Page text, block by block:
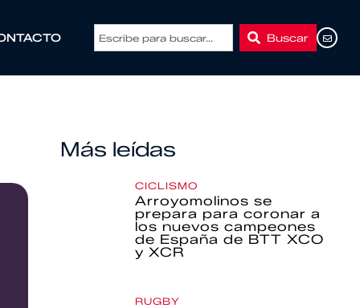
Buscar
Más leídas
CICLISMO
Arroyomolinos se
prepara para coronar a
los nuevos campeones
de España de BTT XCO
y XCR
RUGBY